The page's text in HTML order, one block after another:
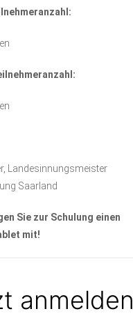
Landesinnungsmeister
Saarland
Sie zur Schulung einen
mit!
anmelden